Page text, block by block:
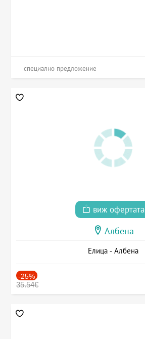
специално предложение
виж офертата
Албена
Елица - Албена
-25%
35.54€